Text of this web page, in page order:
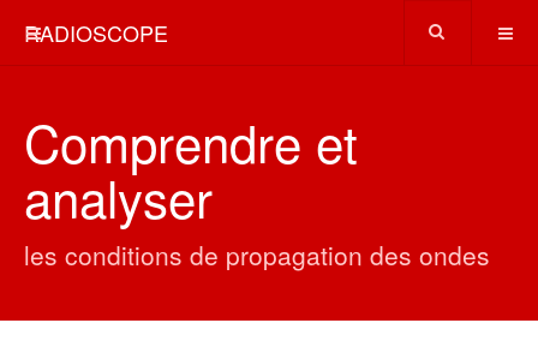
RADIOSCOPE
Comprendre et
analyser
les conditions de propagation des ondes